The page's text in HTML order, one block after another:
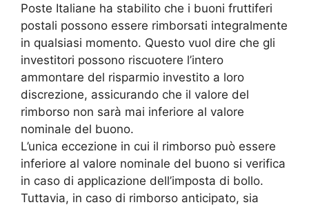
Poste Italiane ha stabilito che i buoni fruttiferi
postali possono essere rimborsati integralmente
in qualsiasi momento. Questo vuol dire che gli
investitori possono riscuotere l’intero
ammontare del risparmio investito a loro
discrezione, assicurando che il valore del
rimborso non sarà mai inferiore al valore
nominale del buono.
L’unica eccezione in cui il rimborso può essere
inferiore al valore nominale del buono si verifica
in caso di applicazione dell’imposta di bollo.
Tuttavia, in caso di rimborso anticipato, sia